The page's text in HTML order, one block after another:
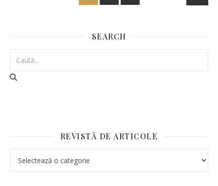
SEARCH
REVISTĂ DE ARTICOLE